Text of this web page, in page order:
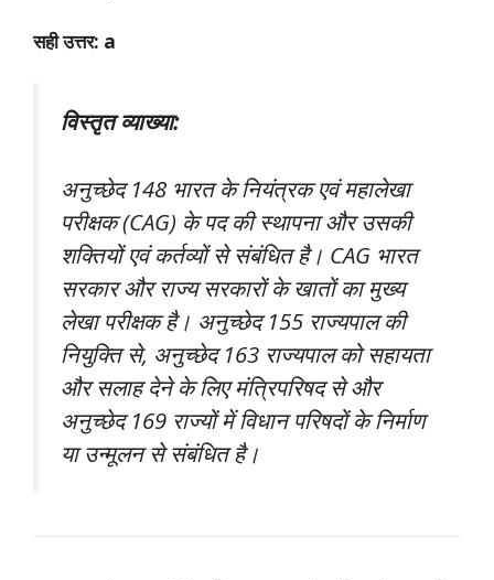
सही उत्तर: a
विस्तृत व्याख्या:
अनुच्छेद 148 भारत के नियंत्रक एवं महालेखा
परीक्षक (CAG) के पद की स्थापना और उसकी
शक्तियों एवं कर्तव्यों से संबंधित है। CAG भारत
सरकार और राज्य सरकारों के खातों का मुख्य
लेखा परीक्षक है। अनुच्छेद 155 राज्यपाल की
नियुक्ति से, अनुच्छेद 163 राज्यपाल को सहायता
और सलाह देने के लिए मंत्रिपरिषद से और
अनुच्छेद 169 राज्यों में विधान परिषदों के निर्माण
या उन्मूलन से संबंधित है।